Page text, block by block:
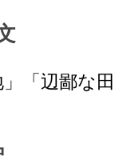
「辺鄙な田